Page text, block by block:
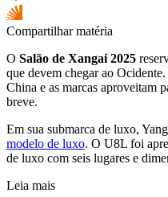
Compartilhar matéria
O Salão de Xangai 2025
que devem chegar ao
China e as marcas aproveitam
breve.
Em sua submarca de luxo,
modelo de luxo. O U8L foi
de luxo com seis lugares e
Leia mais